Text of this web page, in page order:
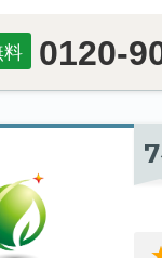
料 0120-
7